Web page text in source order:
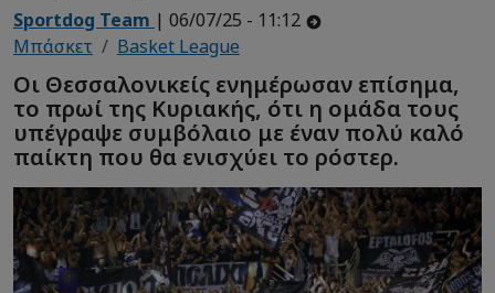
Sportdog Team | 06/07/25 - 11:12
Μπάσκετ
Basket League
Οι Θεσσαλονικείς ενημέρωσαν επίσημα,
το πρωί της Κυριακής, ότι η ομάδα τους
υπέγραψε συμβόλαιο με έναν πολύ καλό
παίκτη που θα ενισχύει το ρόστερ.